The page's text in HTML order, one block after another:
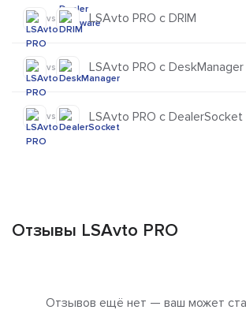
vs LSAvto PRO с DRIM
vs LSAvto PRO с DeskManager
vs LSAvto PRO с DealerSocket
Отзывы LSAvto PRO
Отзывов ещё нет — ваш может